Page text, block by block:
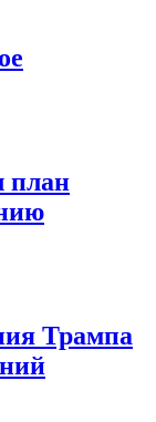
план
Трампа